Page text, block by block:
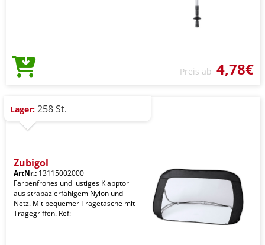
Preis ab 4,78€
Lager: 258 St.
Zubigol
ArtNr.: 13115002000
Farbenfrohes und lustiges Klapptor
aus strapazierfähigem Nylon und
Netz. Mit bequemer Tragetasche mit
Tragegriffen. Ref: